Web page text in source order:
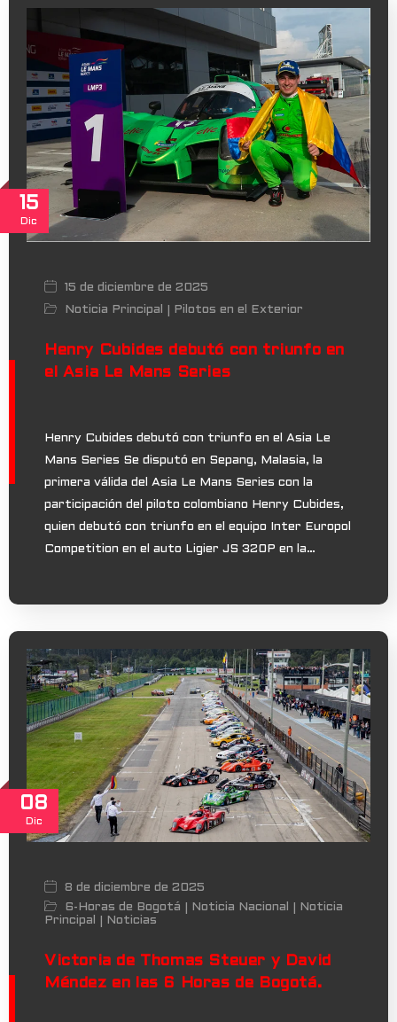
15
Dic
15 de diciembre de 2025
Noticia Principal
Pilotos en el Exterior
Henry Cubides debutó con triunfo en
el Asia Le Mans Series
Henry Cubides debutó con triunfo en el Asia Le
Mans Series Se disputó en Sepang, Malasia, la
primera válida del Asia Le Mans Series con la
participación del piloto colombiano Henry Cubides,
quien debutó con triunfo en el equipo Inter Europol
Competition en el auto Ligier JS 320P en la…
08
Dic
8 de diciembre de 2025
6-Horas de Bogotá
Noticia Nacional
Noticia
Principal
Noticias
Victoria de Thomas Steuer y David
Méndez en las 6 Horas de Bogotá.